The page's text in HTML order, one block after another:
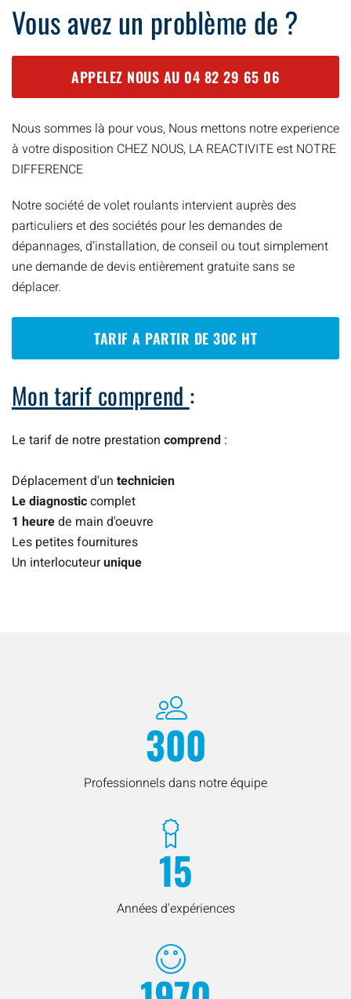
Vous avez un problème de ?
APPELEZ NOUS AU 04 82 29 65 06
Nous sommes là pour vous, Nous mettons notre experience
à votre disposition CHEZ NOUS, LA REACTIVITE est NOTRE
DIFFERENCE
Notre société de volet roulants intervient auprès des
particuliers et des sociétés pour les demandes de
dépannages, d’installation, de conseil ou tout simplement
une demande de devis entièrement gratuite sans se
déplacer.
TARIF A PARTIR DE 30€ HT
Mon tarif comprend :
Le tarif de notre prestation comprend :
Déplacement d'un technicien
Le diagnosticcomplet
1 heurede main d'oeuvre
Les petites fournitures
Un interlocuteurunique
300
Professionnels dans notre équipe
15
Années d'expériences